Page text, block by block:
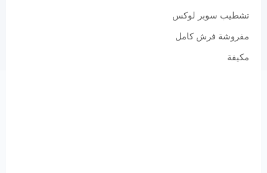
تشطيب سوبر لوكس
مفروشة فرش كامل
مكيفة